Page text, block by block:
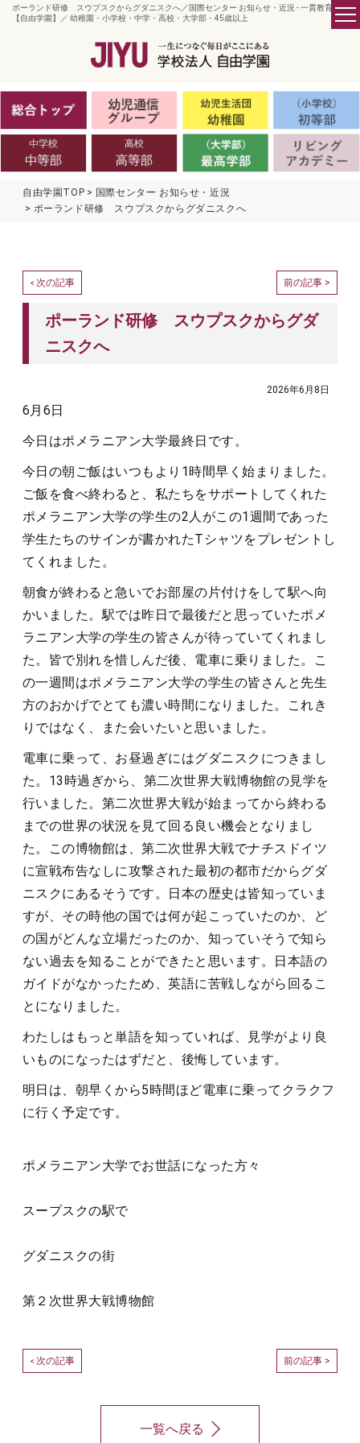
ポーランド研修 スウプスクからグダニスクへ／国際センター お知らせ・近況 - 一貫教育の
【自由学園】／ 幼稚園・小学校・中学・高校・大学部・45歳以上
自由学園TOP
国際センター お知らせ・近況
ポーランド研修 スウプスクからグダニスクへ
< 次の記事 前の記事 >
ポーランド研修 スウプスクからグダ
ニスクへ
2026年6月8日
6月6日
今日はポメラニアン大学最終日です。
今日の朝ご飯はいつもより1時間早く始まりました。
ご飯を食べ終わると、私たちをサポートしてくれた
ポメラニアン大学の学生の2人がこの1週間であった
学生たちのサインが書かれたTシャツをプレゼントし
てくれました。
朝食が終わると急いでお部屋の片付けをして駅へ向
かいました。駅では昨日で最後だと思っていたポメ
ラニアン大学の学生の皆さんが待っていてくれまし
た。皆で別れを惜しんだ後、電車に乗りました。こ
の一週間はポメラニアン大学の学生の皆さんと先生
方のおかげでとても濃い時間になりました。これき
りではなく、また会いたいと思いました。
電車に乗って、お昼過ぎにはグダニスクにつきまし
た。13時過ぎから、第二次世界大戦博物館の見学を
行いました。第二次世界大戦が始まってから終わる
までの世界の状況を見て回る良い機会となりまし
た。この博物館は、第二次世界大戦でナチスドイツ
に宣戦布告なしに攻撃された最初の都市だからグダ
ニスクにあるそうです。日本の歴史は皆知っていま
すが、その時他の国では何が起こっていたのか、ど
の国がどんな立場だったのか、知っていそうで知ら
ない過去を知ることができたと思います。日本語の
ガイドがなかったため、英語に苦戦しながら回るこ
とになりました。
わたしはもっと単語を知っていれば、見学がより良
いものになったはずだと、後悔しています。
明日は、朝早くから5時間ほど電車に乗ってクラクフ
に行く予定です。
ポメラニアン大学でお世話になった方々
スープスクの駅で
グダニスクの街
第２次世界大戦博物館
< 次の記事 前の記事 >
一覧へ戻る